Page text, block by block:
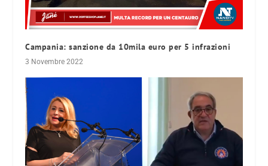
Campania: sanzione da 10mila euro per 5 infrazioni
3 Novembre 2022